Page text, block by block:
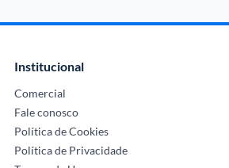
Institucional
Comercial
Fale conosco
Política de Cookies
Política de Privacidade